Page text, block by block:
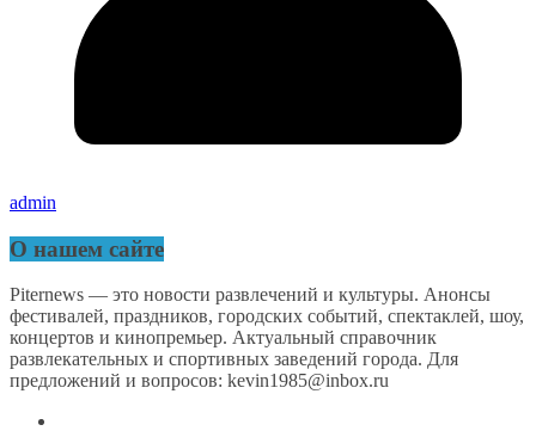
admin
О нашем сайте
Piternews — это новости развлечений и культуры. Анонсы
фестивалей, праздников, городских событий, спектаклей, шоу,
концертов и кинопремьер. Актуальный справочник
развлекательных и спортивных заведений города. Для
предложений и вопросов: kevin1985@inbox.ru